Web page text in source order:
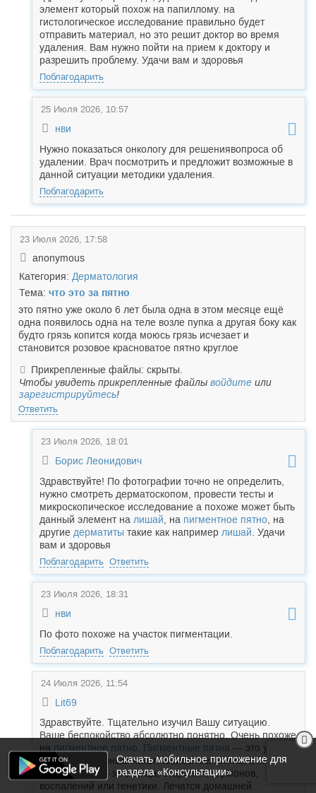
элемент который похож на папиллому. на
гистологическое исследование правильно будет
отправить материал, но это решит доктор во время
удаления. Вам нужно пойти на прием к доктору и
разрешить проблему. Удачи вам и здоровья
Поблагодарить
25 Июля 2026, 10:57
нви
Нужно показаться онкологу для решениявопроса об
удалении. Врач посмотрить и предложит возможные в
данной ситуации методики удаления.
Поблагодарить
23 Июля 2026, 17:58
anonymous
Категория: Дерматология
Тема: что это за пятно
это пятно уже около 6 лет была одна в этом месяце ещё
одна появилось одна на теле возле пупка а другая боку как
будто грязь копится когда моюсь грязь исчезает и
становится розовое красноватое пятно круглое
Прикрепленные файлы: скрыты.
Чтобы увидеть прикрепленные файлы войдите или
зарегистрируйтесь!
Ответить
23 Июля 2026, 18:01
Борис Леонидович
Здравствуйте! По фотографии точно не определить,
нужно смотреть дерматоскопом, провести тесты и
микроскопическое исследование а похоже может быть
данный элемент на лишай , на пигментное пятно , на
другие дерматиты такие как например лишай . Удачи
вам и здоровья
Поблагодарить Ответить
23 Июля 2026, 18:31
нви
По фото похоже на участок пигментации.
Поблагодарить Ответить
24 Июля 2026, 11:54
Lit69
Здравствуйте. Тщательно изучил Вашу ситуацию.
Ваше беспокойство абсолютно понятно. Очень похоже
на пигментное пятно Пигментные пятна — это участки
кожи с избыточным накоплением меланина. Они
появляются из-за солнца, старения, гормонов,
воспалений или генетики. Лечатся домашней
Скачать мобильное приложение для
раздела «Консультации»